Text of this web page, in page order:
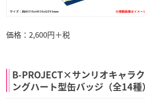
価格：2,600円＋税
B-PROJECT×サンリオキャラ
ングハート型缶バッジ（全14種